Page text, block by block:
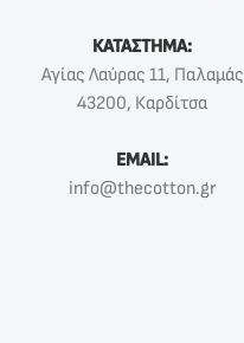
ΚΑΤΑΣΤΗΜΑ:
Αγίας Λαύρας 11, Παλαμάς
43200, Καρδίτσα
EMAIL:
info@thecotton.gr